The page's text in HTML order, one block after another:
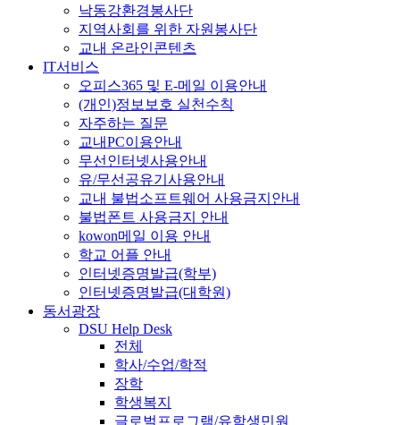
낙동강환경봉사단
지역사회를 위한 자원봉사단
교내 온라인콘텐츠
IT서비스
오피스365 및 E-메일 이용안내
(개인)정보보호 실천수칙
자주하는 질문
교내PC이용안내
무선인터넷사용안내
유/무선공유기사용안내
교내 불법소프트웨어 사용금지안내
불법폰트 사용금지 안내
kowon메일 이용 안내
학교 어플 안내
인터넷증명발급(학부)
인터넷증명발급(대학원)
동서광장
DSU Help Desk
전체
학사/수업/학적
장학
학생복지
글로벌프로그램/유학생민원